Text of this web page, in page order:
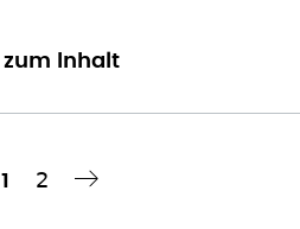
zum Inhalt
Aktuelle
1 Seite
2